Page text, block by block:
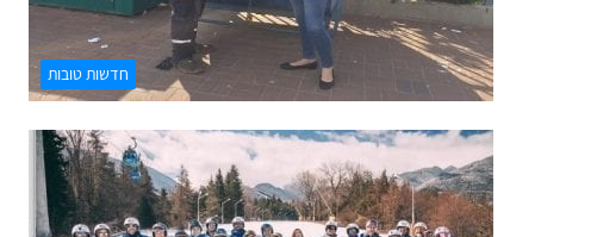
חדשות טובות